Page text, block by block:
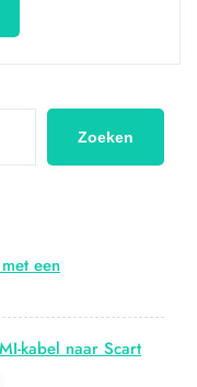
Zoeken
een
kabel naar Scart